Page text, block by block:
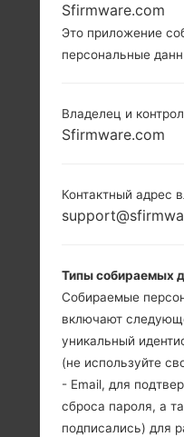
Sfirmware.com
Это приложение
персональные
Владелец и
Sfirmware.com
Контактный адрес
Типы собираемых
Собираемые
включают
уникальный
(не используйте
- Email, для
сброса пароля, а
подписались) для